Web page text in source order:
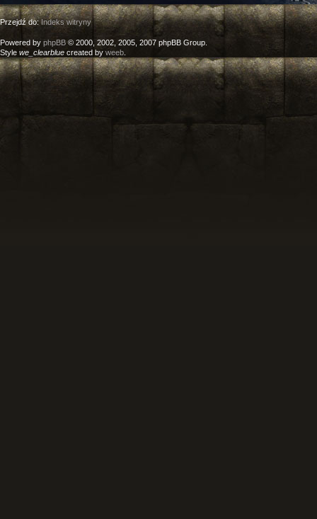
Przejdź do:Indeks witryny
Powered by phpBB © 2000, 2002, 2005, 2007 phpBB Group.
Style we_clearblue created by weeb